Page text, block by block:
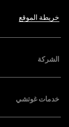
خريطة الموقع
الشركة
خدمات غوتشي